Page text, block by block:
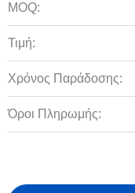
MOQ:
Τιμή:
Χρόνος Παράδοσης:
Όροι Πληρωμής: